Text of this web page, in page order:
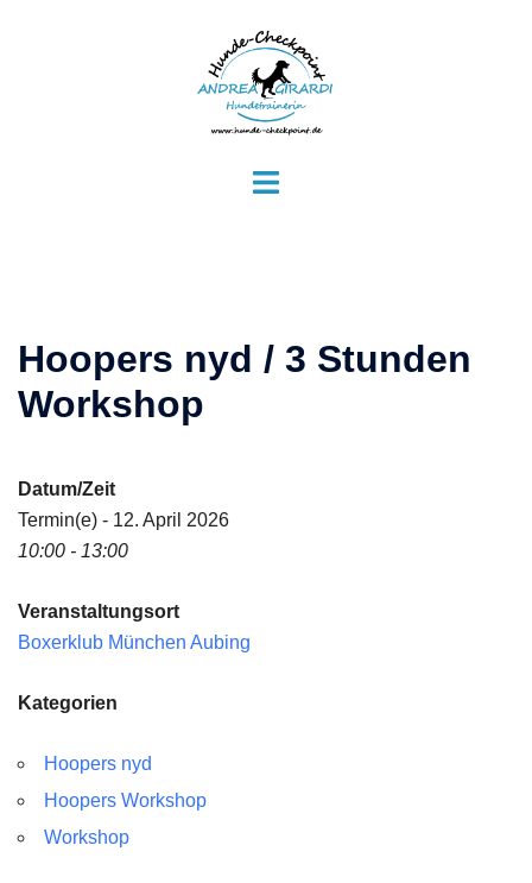
Menü
Hoopers nyd / 3 Stunden
Workshop
Datum/Zeit
Termin(e) - 12. April 2026
10:00 - 13:00
Veranstaltungsort
Boxerklub München Aubing
Kategorien
Hoopers nyd
Hoopers Workshop
Workshop